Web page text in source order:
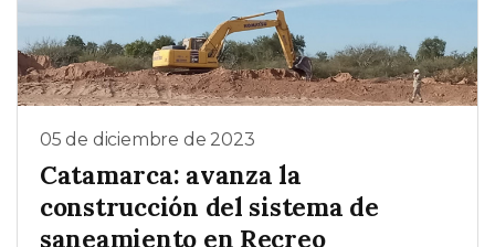
05 de diciembre de 2023
Catamarca: avanza la
construcción del sistema de
saneamiento en Recreo